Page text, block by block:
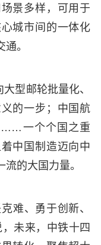
景多样，可用于
城市间的一体化
。
型邮轮批量化、
的一步；中国航
……一个个国之重
中国制造迈向中
的大国力量。
难、勇于创新、
未来，中铁十四